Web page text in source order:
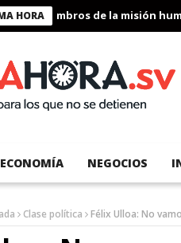
HORA
miembros de la misión
ECONOMÍA NEGOCIOS
Clase política Félix Ulloa: No